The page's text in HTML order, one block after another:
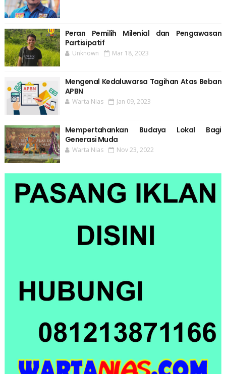
Peran Pemilih Milenial dan Pengawasan
Partisipatif
Unknown Mar 18, 2023
Mengenal Kedaluwarsa Tagihan Atas Beban
APBN
Warta Nias Jan 09, 2023
Mempertahankan Budaya Lokal Bagi
Generasi Muda
Warta Nias Nov 23, 2022